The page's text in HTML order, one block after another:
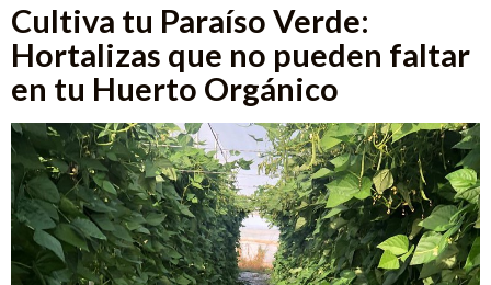
Cultiva tu Paraíso Verde:
Hortalizas que no pueden faltar
en tu Huerto Orgánico